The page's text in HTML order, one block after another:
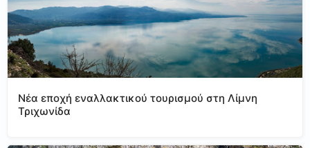
Νέα εποχή εναλλακτικού τουρισμού στη Λίμνη
Τριχωνίδα